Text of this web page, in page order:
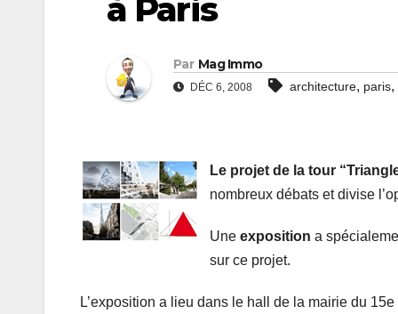
à Paris
Par Mag Immo
DÉC 6, 2008 architecture, paris,
Le projet de la tour
nombreux débats et divise
Une exposition a
sur ce projet.
L’exposition a lieu dans le hall de la mairie du